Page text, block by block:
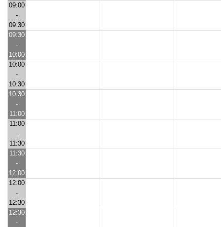
09:00
-
09:30
09:30
-
10:00
10:00
-
10:30
10:30
-
11:00
11:00
-
11:30
11:30
-
12:00
12:00
-
12:30
12:30
-